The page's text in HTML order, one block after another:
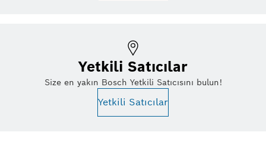
Yetkili Satıcılar
Size en yakın Bosch Yetkili Satıcısını bulun!
Yetkili Satıcılar